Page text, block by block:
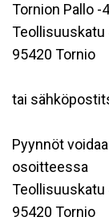
Tornion Pallo -
Teollisuuskatu
95420 Tornio
tai
Pyynnöt
osoitteessa
Teollisuuskatu
95420 Tornio